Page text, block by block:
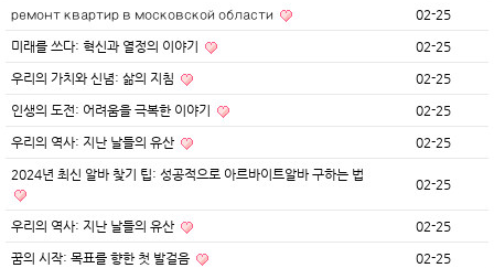
ремонт квартир в московской области 02-25
미래를 쓰다: 혁신과 열정의 이야기 02-25
우리의 가치와 신념: 삶의 지침 02-25
인생의 도전: 어려움을 극복한 이야기 02-25
우리의 역사: 지난 날들의 유산 02-25
2024년 최신 알바 찾기 팁: 성공적으로 아르바이트알바 구하는 법
02-25
우리의 역사: 지난 날들의 유산 02-25
꿈의 시작: 목표를 향한 첫 발걸음 02-25